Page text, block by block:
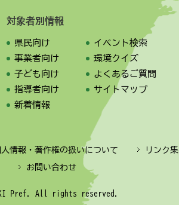
対象者別情報
県民向け
事業者向け
子ども向け
指導者向け
新着情報
イベント検索
環境クイズ
よくあるご質問
サイトマップ
情報・著作権の扱いについて リンク集
お問い合わせ
Pref. All rights reserved.